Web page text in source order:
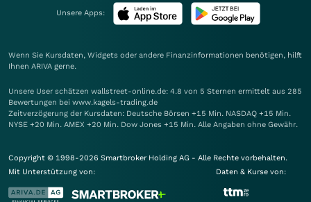
Unsere Apps:
Wenn Sie Kursdaten, Widgets oder andere Finanzinformationen benötigen, hilft
Ihnen ARIVA gerne.
Unsere User schätzen wallstreet-online.de: 4.8 von 5 Sternen ermittelt aus 285
Bewertungen bei www.kagels-trading.de
Zeitverzögerung der Kursdaten: Deutsche Börsen +15 Min. NASDAQ +15 Min.
NYSE +20 Min. AMEX +20 Min. Dow Jones +15 Min. Alle Angaben ohne Gewähr.
Copyright © 1998-2026 Smartbroker Holding AG - Alle Rechte vorbehalten.
Mit Unterstützung von:
Daten & Kurse von: